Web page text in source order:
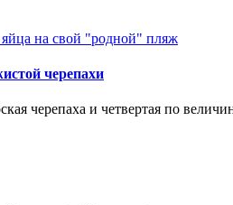
черепахи
черепаха и четвертая по